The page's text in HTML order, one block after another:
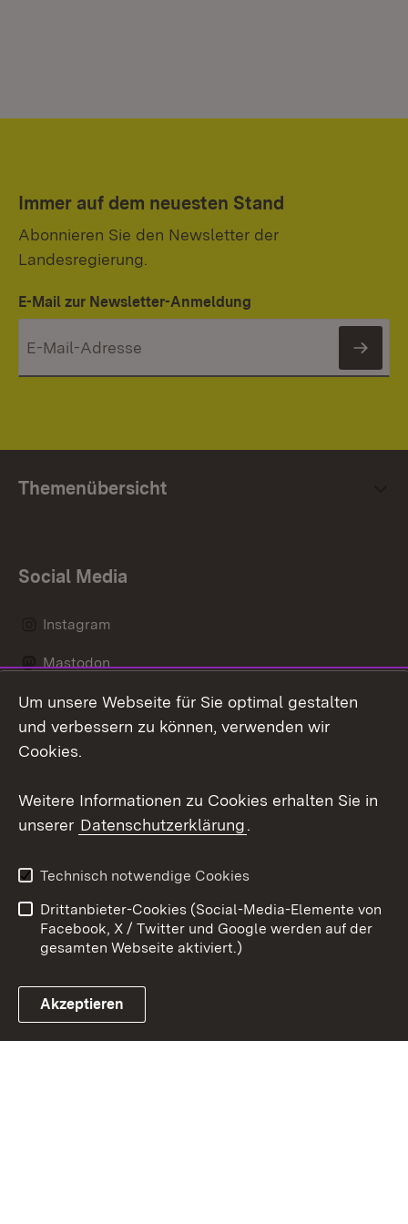
Immer auf dem neuesten Stand
Abonnieren Sie den Newsletter der
Landesregierung.
E-Mail zur Newsletter-Anmeldung
Themenübersicht
Social Media
Instagram
Mastodon
Messenger
Link zum Landesportal
Kontakt
Impressum
Cookies
Um unsere Webseite für Sie optimal gestalten
und verbessern zu können, verwenden wir
Cookies.
Weitere Informationen zu Cookies erhalten Sie in
unserer Datenschutzerklärung.
Technisch notwendige Cookies
Drittanbieter-Cookies (Social-Media-Elemente von
Facebook, X / Twitter und Google werden auf der
gesamten Webseite aktiviert.)
Akzeptieren